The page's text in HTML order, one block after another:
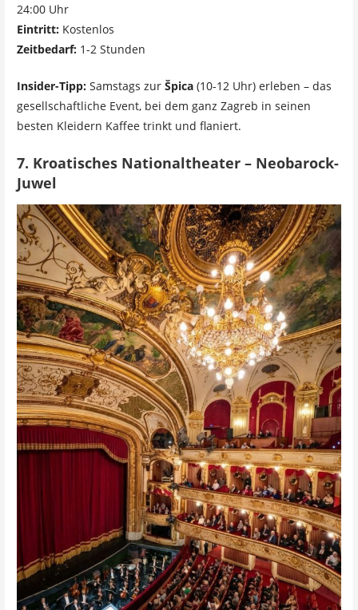
24:00 Uhr
Eintritt:Kostenlos
Zeitbedarf:1-2 Stunden
Insider-Tipp:Samstags zur Špica(10-12 Uhr) erleben – das
gesellschaftliche Event, bei dem ganz Zagreb in seinen
besten Kleidern Kaffee trinkt und flaniert.
7. Kroatisches Nationaltheater – Neobarock-
Juwel